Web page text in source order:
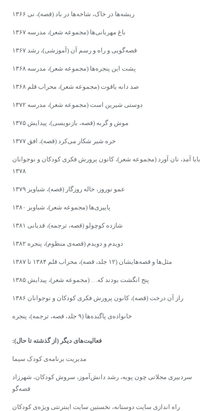
ریشه‌ها در خاک، شاخه‌ها در باد (قصه)، نى ۱۳۶۶
باغ مهربانى‌ها (مجموعه شعر)، مدرسه ۱۳۶۷
قصه‌گویى‌ و راه و رسم آن (آموزشى)، رشد ۱۳۶۷
پشت این پنجره‌ها (مجموعه شعر)، مدرسه ۱۳۶۸
صد دانه یاقوت (مجموعه شعر)، محراب قلم ۱۳۶۸
دوستى شیرین است (مجموعه شعر)، مدرسه ۱۳۷۲
موش و گربه (قصه، بازنویسى)، پیدایش ۱۳۷۵
خره شیر شکار مى‌کرد (قصه)، افق ۱۳۷۷
بابا آمد، نان آورد (مجموعه شعر)، کانون پرورش فکرى‌ کودکان و نوجوانان
۱۳۷۸
عمو نوروز، خاله روزگار (قصه)، شباویز ۱۳۷۹
پاییزى‌ها (مجموعه شعر)، شباویز ۱۳۸۰
شازده کوچولو (قصه، ترجمه)، قدیانى ۱۳۸۱
دویدم و دویدم (قصه‌ی منظوم)، پنجره ۱۳۸۲
مثل‌ها و قصه‌هایشان (۱۲ جلد، قصه)، محراب قلم ۱۳۸۴ تا ۱۳۸۷
پنج انگشت بودند که… (مجموعه شعر)، پیدایش ۱۳۸۵
راز آن درخت (قصه)، کانون پرورش فکرى‌ کودکان و نوجوانان ۱۳۸۶
خانواده‌ى پاگنده‌ها (۹ جلد، قصه‌،‌ ترجمه)، پنجره
فعالیت‌هاى‌ دیگر (از گذشته تا حال):
مدیریت برنامه‌ى‌ کودک سیما
سردبیرى مجلاتى‌ چون پویه، رشد دانش‌آموز، سروش کودکان، شهرزاد
قصه‌گو
راﻩ اﻧﺪازﯼ سایت دوستانه، ﻧﺨﺴﺘﻴﻦ ﺳﺎﯾﺖ اﯾﻨﺘﺮﻧﺘﯽ وﯾﮋه‌ى ﮐﻮدﮐﺎن